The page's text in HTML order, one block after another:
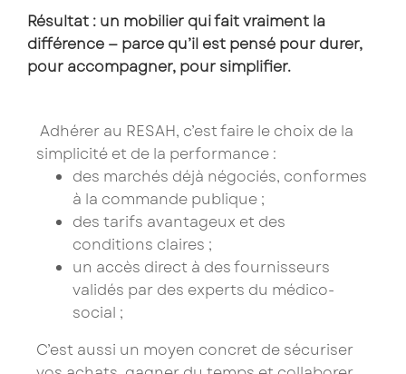
Résultat : un mobilier qui fait vraiment la
différence — parce qu’il est pensé pour durer,
pour accompagner, pour simplifier.
Adhérer au RESAH, c’est faire le choix de la
simplicité et de la performance :
des marchés déjà négociés, conformes
à la commande publique ;
des tarifs avantageux et des
conditions claires ;
un accès direct à des fournisseurs
validés par des experts du médico-
social ;
C’est aussi un moyen concret de sécuriser